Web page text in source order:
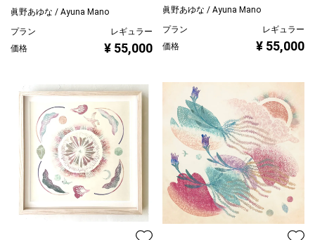
眞野あゆな / Ayuna Mano
プラン
レギュラー
価格
¥ 55,000
眞野あゆな / Ayuna Mano
プラン
レギュラー
価格
¥ 55,000